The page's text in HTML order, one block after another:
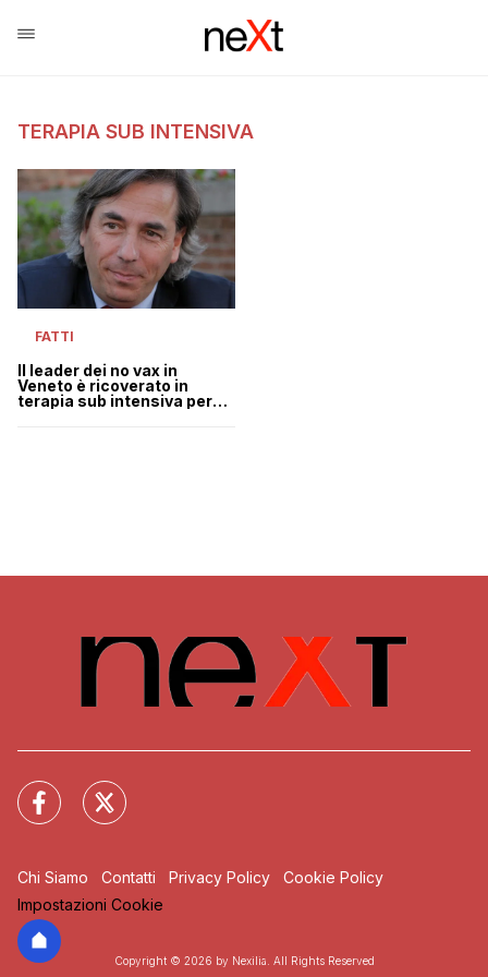
TERAPIA SUB INTENSIVA
FATTI
Il leader dei no vax in
Veneto è ricoverato in
terapia sub intensiva per
Chi Siamo Contatti Privacy Policy
Cookie Policy
Impostazioni Cookie
Copyright © 2026 by Nexilia. All Rights Reserved